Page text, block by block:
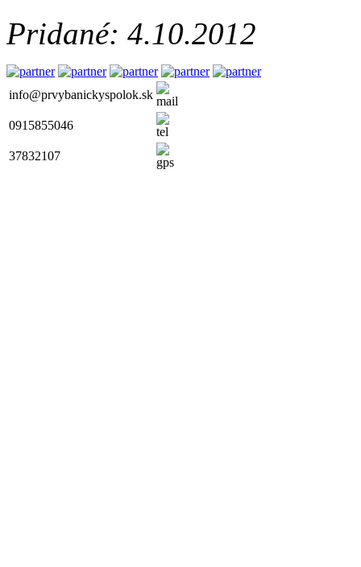
Pridané: 4.10.2012
info@prvybanickyspolok.sk
0915855046
37832107